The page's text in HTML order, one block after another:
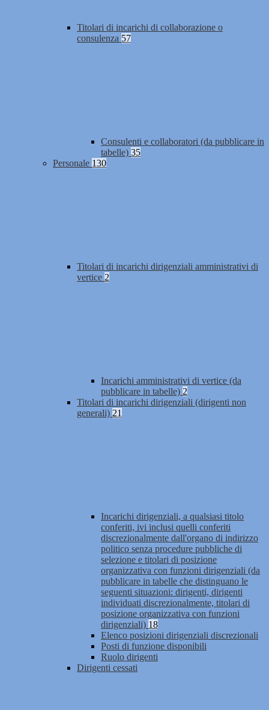
Titolari di incarichi di collaborazione o
consulenza 57
Consulenti e collaboratori (da pubblicare in
tabelle) 35
Personale 130
Titolari di incarichi dirigenziali amministrativi di
vertice 2
Incarichi amministrativi di vertice (da
pubblicare in tabelle) 2
Titolari di incarichi dirigenziali (dirigenti non
generali) 21
Incarichi dirigenziali, a qualsiasi titolo
conferiti, ivi inclusi quelli conferiti
discrezionalmente dall'organo di indirizzo
politico senza procedure pubbliche di
selezione e titolari di posizione
organizzativa con funzioni dirigenziali (da
pubblicare in tabelle che distinguano le
seguenti situazioni: dirigenti, dirigenti
individuati discrezionalmente, titolari di
posizione organizzativa con funzioni
dirigenziali) 18
Elenco posizioni dirigenziali discrezionali
Posti di funzione disponibili
Ruolo dirigenti
Dirigenti cessati